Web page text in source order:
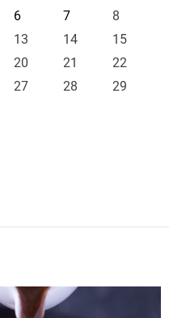
6 7
8
13 14
15
20 21
22
27 28
29